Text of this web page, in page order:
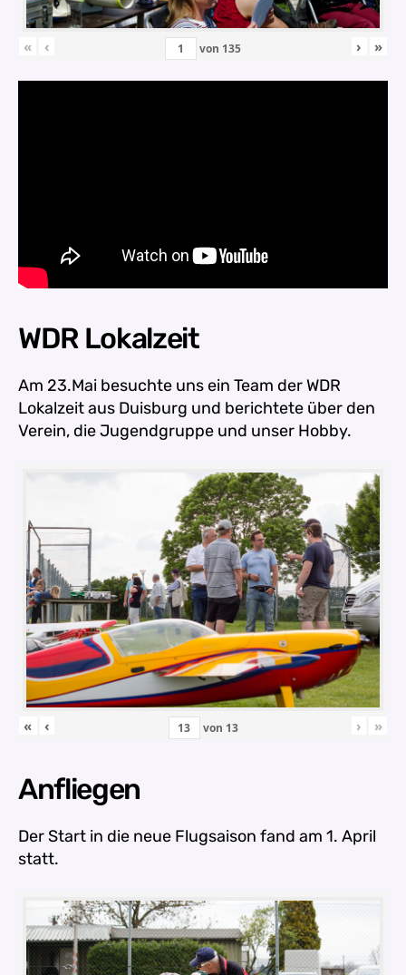
« ‹ von 135 › »
WDR Lokalzeit
Am 23.Mai besuchte uns ein Team der WDR
Lokalzeit aus Duisburg und berichtete über den
Verein, die Jugendgruppe und unser Hobby.
« ‹ von 13 › »
Anfliegen
Der Start in die neue Flugsaison fand am 1. April
statt.